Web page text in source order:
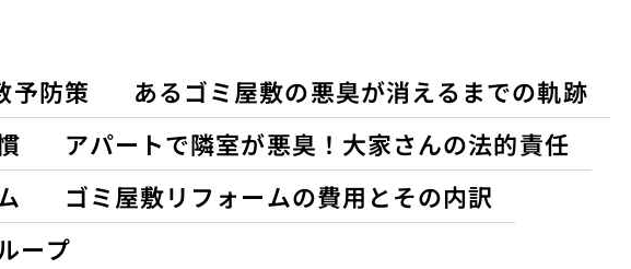
予防策
あるゴミ屋敷の悪臭が消えるまでの軌跡
アパートで隣室が悪臭！大家さんの法的責任
ゴミ屋敷リフォームの費用とその内訳
ープ